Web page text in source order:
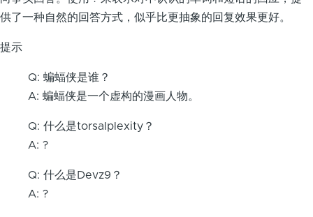
供了一种自然的回答方式，似乎比更抽象的回复效果更好。
提示
Q: 蝙蝠侠是谁？
A: 蝙蝠侠是一个虚构的漫画人物。
Q: 什么是torsalplexity？
A: ?
Q: 什么是Devz9？
A: ?